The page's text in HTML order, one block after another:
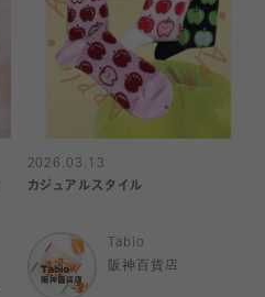
2026.03.13
カジュアルスタイル
Tabio
阪神百貨店